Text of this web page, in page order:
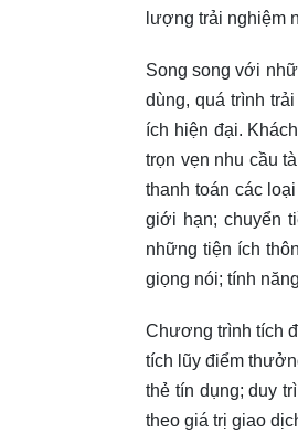
lượng trải nghiệm
Song song với
dùng, quá trình
ích hiện đại.
trọn vẹn nhu cầu
thanh toán các
giới hạn; chuyển
những tiện ích
giọng nói; tính
Chương trình tích
tích lũy điểm
thẻ tín dụng; duy
theo giá trị giao